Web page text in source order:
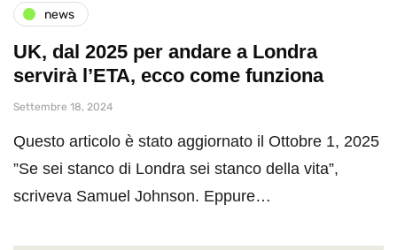
news
UK, dal 2025 per andare a Londra
servirà l’ETA, ecco come funziona
Settembre 18, 2024
Questo articolo è stato aggiornato il Ottobre 1, 2025
”Se sei stanco di Londra sei stanco della vita”,
scriveva Samuel Johnson. Eppure…